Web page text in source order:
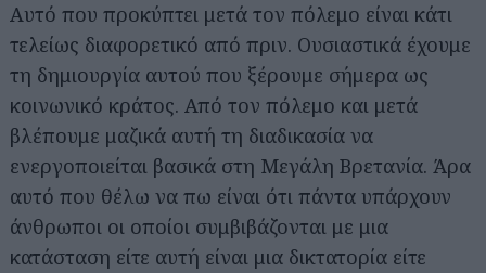
Αυτό που προκύπτει μετά τον πόλεμο είναι κάτι
τελείως διαφορετικό από πριν. Ουσιαστικά έχουμε
τη δημιουργία αυτού που ξέρουμε σήμερα ως
κοινωνικό κράτος. Από τον πόλεμο και μετά
βλέπουμε μαζικά αυτή τη διαδικασία να
ενεργοποιείται βασικά στη Μεγάλη Βρετανία. Άρα
αυτό που θέλω να πω είναι ότι πάντα υπάρχουν
άνθρωποι οι οποίοι συμβιβάζονται με μια
κατάσταση είτε αυτή είναι μια δικτατορία είτε